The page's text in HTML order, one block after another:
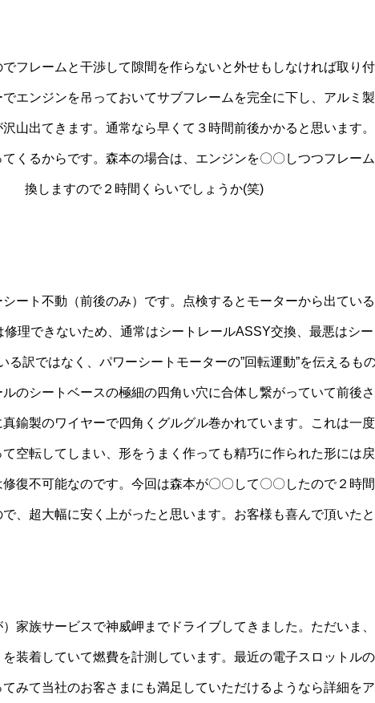
フレームと干渉して隙間を作らないと外せもしなければ取り付
エンジンを吊っておいてサブフレームを完全に下し、アルミ
山出てきます。通常なら早くて３時間前後かかると思います
くるからです。森本の場合は、エンジンを〇〇しつつフレー
換しますので２時間くらいでしょうか(笑)
ート不動（前後のみ）です。点検するとモーターから出てい
理できないため、通常はシートレールASSY交換、最悪はシー
る訳ではなく、パワーシートモーターの”回転運動”を伝えるも
のシートベースの極細の四角い穴に合体し繋がっていて前後
鍮製のワイヤーで四角くグルグル巻かれています。これは一
空転してしまい、形をうまく作っても精巧に作られた形には
復不可能なのです。今回は森本が〇〇して〇〇したので２時
、超大幅に安く上がったと思います。お客様も喜んで頂いたと
家族サービスで神威岬までドライブしてきました。ただいま
装着していて燃費を計測しています。最近の電子スロットル
みて当社のお客さまにも満足していただけるようなら詳細をア